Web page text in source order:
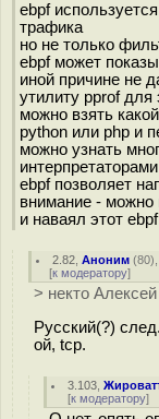
ebpf
трафика
но не только
ebpf может
иной причине не
утилиту pprof для
можно взять
python или php и
можно узнать
ebpf позволяет
внимание -
и наваял этот
2.82 ,Аноним (80
[к модератору]
> некто
Русский(?)
ой, tcp.
3.103 ,
[к модератору]